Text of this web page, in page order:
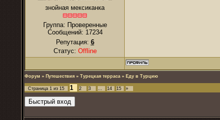
знойная мексиканка
Группа: Проверенные
Сообщений: 17234
Репутация: 6
Статус: Offline
Форум » Путешествия » Турецкая терраса » Еду в Турцию
Страница 1 из 15 1 2 3 … 14 15 »